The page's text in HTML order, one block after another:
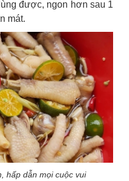
được, ngon hơn sau 1
mát.
hấp dẫn mọi cuộc vui